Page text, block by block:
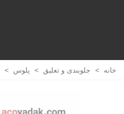
خانه > جلوبندی و تعلیق > پلوس >